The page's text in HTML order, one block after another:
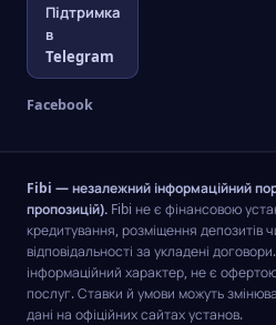
Підтримка
в
Telegram
Facebook
Fibi — незалежний інформаційний
пропозицій). Fibi не є фінансовою
кредитування, розміщення депозитів
відповідальності за укладені
інформаційний характер, не є
послуг. Ставки й умови можуть
дані на офіційних сайтах установ.